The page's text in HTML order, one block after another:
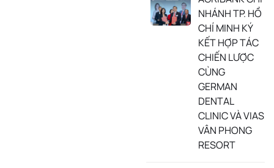
NHÁNH TP. HỒ
CHÍ MINH KÝ
KẾT HỢP TÁC
CHIẾN LƯỢC
CÙNG
GERMAN
DENTAL
CLINIC VÀ VIAS
VÂN PHONG
RESORT